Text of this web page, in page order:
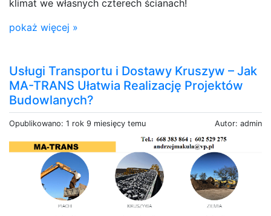
klimat we własnych czterech ścianach!
pokaż więcej »
Usługi Transportu i Dostawy Kruszyw – Jak
MA-TRANS Ułatwia Realizację Projektów
Budowlanych?
Opublikowano: 1 rok 9 miesięcy temu Autor: admin